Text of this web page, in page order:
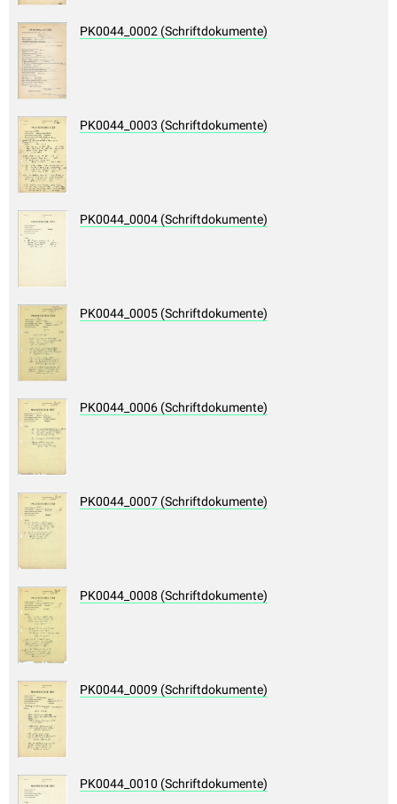
PK0044_0002 (Schriftdokumente)
PK0044_0003 (Schriftdokumente)
PK0044_0004 (Schriftdokumente)
PK0044_0005 (Schriftdokumente)
PK0044_0006 (Schriftdokumente)
PK0044_0007 (Schriftdokumente)
PK0044_0008 (Schriftdokumente)
PK0044_0009 (Schriftdokumente)
PK0044_0010 (Schriftdokumente)